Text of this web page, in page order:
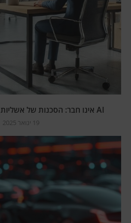
AI אינו חבר: הסכנות של אשליות לגבי מכונות חשיבה
19 ינואר 2025